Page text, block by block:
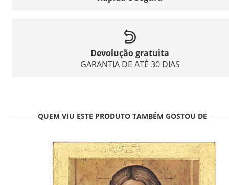
Devolução gratuita
GARANTIA DE ATÉ 30 DIAS
QUEM VIU ESTE PRODUTO TAMBÉM GOSTOU DE